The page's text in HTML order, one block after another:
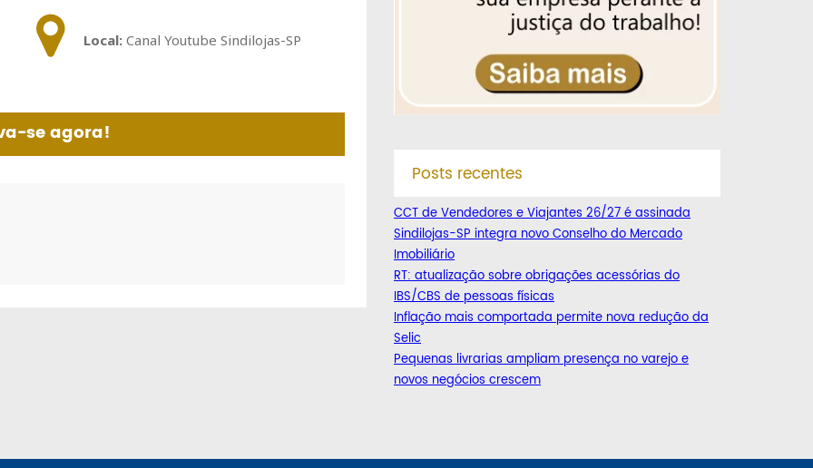
Local: Canal Youtube Sindilojas-SP
se agora!
Posts recentes
CCT de Vendedores e Viajantes 26/27 é assinada
Sindilojas-SP integra novo Conselho do Mercado
Imobiliário
RT: atualização sobre obrigações acessórias do
IBS/CBS de pessoas físicas
Inflação mais comportada permite nova redução da
Selic
Pequenas livrarias ampliam presença no varejo e
novos negócios crescem